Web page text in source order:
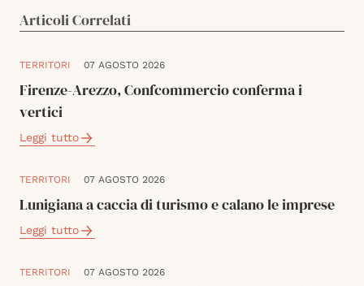
Articoli Correlati
TERRITORI 07 AGOSTO 2026
Firenze-Arezzo, Confcommercio conferma i
vertici
Leggi tutto
TERRITORI 07 AGOSTO 2026
Lunigiana a caccia di turismo e calano le imprese
Leggi tutto
TERRITORI 07 AGOSTO 2026